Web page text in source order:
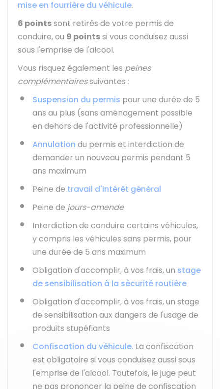
mise en fourrière du véhicule.
6 pointssont retirés de votre permis de
conduire, ou 9 pointssi vous conduisez aussi
sous l'emprise de l'alcool.
Vous risquez également les peines
complémentairessuivantes :
Suspension du permis pour une durée de 5
ans au plus (sans aménagement possible
en dehors de l'activité professionnelle)
Annulation du permis et interdiction de
demander un nouveau permis pendant 5
ans maximum
Peine de travail d'intérêt général
Peine de jours-amende
Interdiction de conduire certains véhicules,
y compris les véhicules sans permis, pour
une durée de 5 ans maximum
Obligation d'accomplir, à vos frais, un stage
de sensibilisation à la sécurité routière
Obligation d'accomplir, à vos frais, un stage
de sensibilisation aux dangers de l'usage de
produits stupéfiants
Confiscation du véhicule. La confiscation
est obligatoire si vous conduisez aussi sous
l'emprise de l'alcool. Toutefois, le juge peut
ne pas prononcer la peine de confiscation